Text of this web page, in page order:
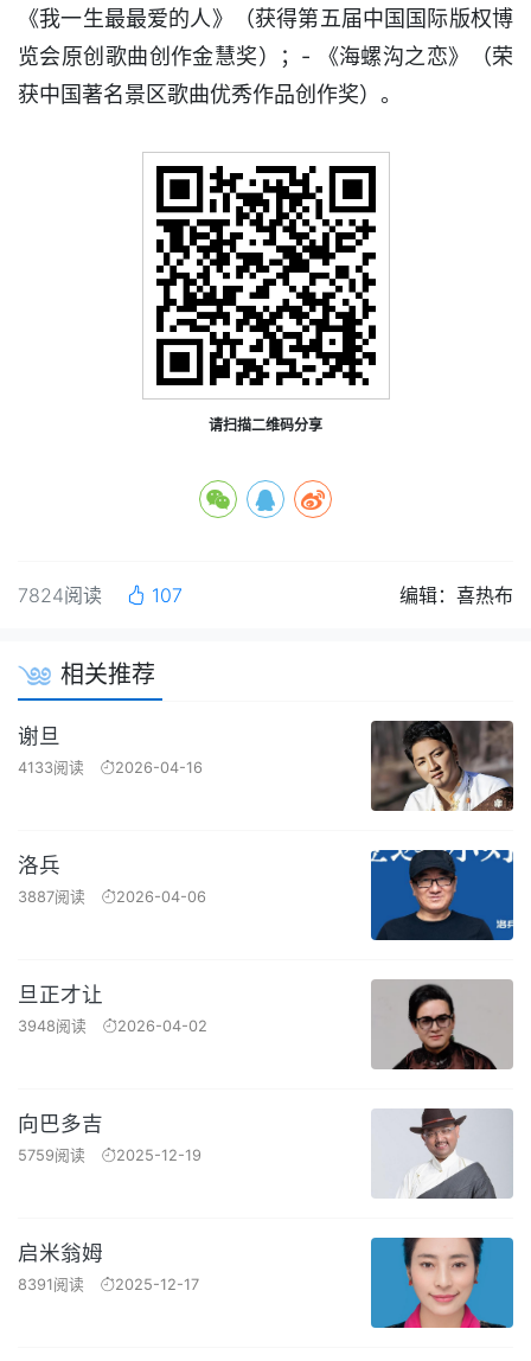
《我一生最最爱的人》（获得第五届中国国际版权博
览会原创歌曲创作金慧奖）；- 《海螺沟之恋》（荣
获中国著名景区歌曲优秀作品创作奖）。
请扫描二维码分享
7824阅读 107 编辑：喜热布
相关推荐
谢旦
4133阅读 2026-04-16
洛兵
3887阅读 2026-04-06
旦正才让
3948阅读 2026-04-02
向巴多吉
5759阅读 2025-12-19
启米翁姆
8391阅读 2025-12-17